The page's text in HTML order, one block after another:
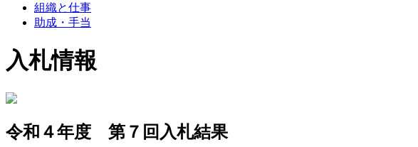
組織と仕事
助成・手当
入札情報
令和４年度 第７回入札結果